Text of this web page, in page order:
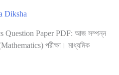
Diksha
Question Paper PDF: আজ সম্পন্ন
পরীক্ষা। মাধ্যমিক